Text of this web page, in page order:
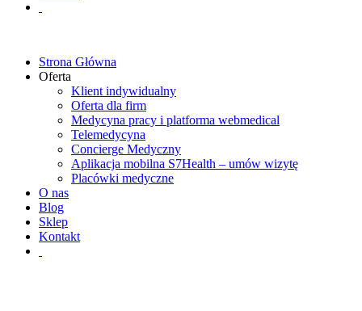
Strona Główna
Oferta
Klient indywidualny
Oferta dla firm
Medycyna pracy i platforma webmedical
Telemedycyna
Concierge Medyczny
Aplikacja mobilna S7Health – umów wizytę
Placówki medyczne
O nas
Blog
Sklep
Kontakt